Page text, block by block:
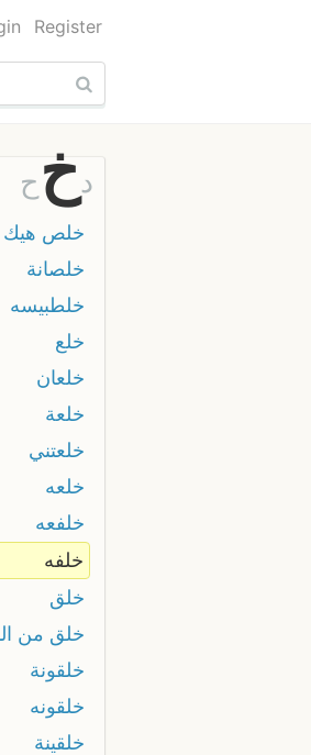
Register
ح خد
خلص هيك
خلصانة
خلطبيسه
خلع
خلعان
خلعة
خلعتني
خلعه
خلفعه
خلفه
خلق
خلق من
خلقونة
خلقونه
خلقينة